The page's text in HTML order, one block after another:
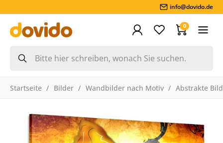
info@dovido.de
0
Startseite Bilder Wandbilder nach Motiv Abstrakte